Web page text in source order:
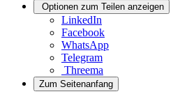
Optionen zum Teilen anzeigen
LinkedIn
Facebook
WhatsApp
Telegram
Threema
Zum Seitenanfang